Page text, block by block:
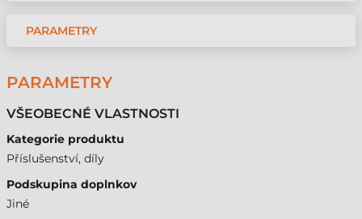
PARAMETRY
PARAMETRY
VŠEOBECNÉ VLASTNOSTI
Kategorie produktu
Příslušenství, díly
Podskupina doplnkov
Jiné